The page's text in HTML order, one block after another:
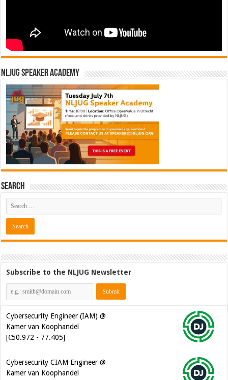
NLJUG Speaker Academy
Search
Subscribe to the NLJUG Newsletter
Cybersecurity Engineer (IAM) @
Kamer van Koophandel
[€50.972 - 77.405]
Cybersecurity CIAM Engineer @
[€50.972 - 77.405]